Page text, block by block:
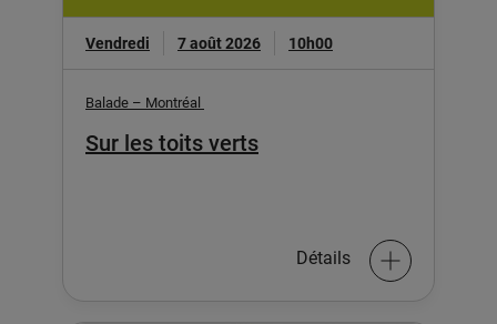
Vendredi 7 août 2026 10h00
Balade – Montréal
Sur les toits verts
Détails